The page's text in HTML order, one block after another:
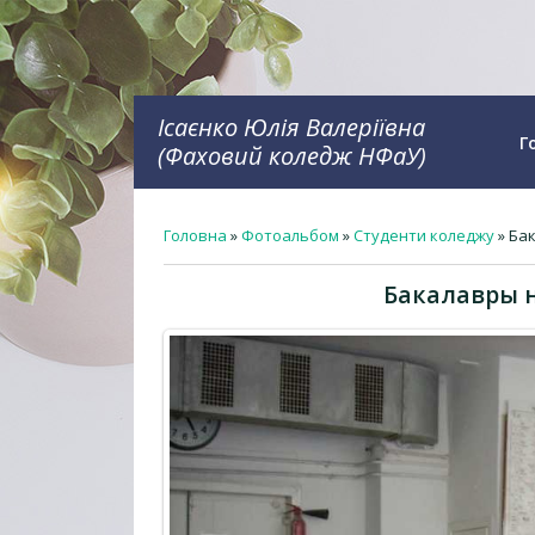
Ісаєнко Юлія Валеріївна
(Фаховий коледж НФаУ)
Головна »Фотоальбом »Студенти коледжу»
Бакалавры